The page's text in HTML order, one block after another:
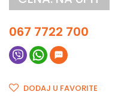
067 7722 700
DODAJ U FAVORITE